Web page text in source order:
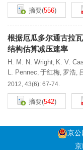
摘要(556)
根据厄瓜多尔通古拉
结构估算减压速率
H. M. N. Wright, K. V.
L. Pennec, 于红梅, 罗浩,
2012, 43(6): 67-74.
摘要(542)
京